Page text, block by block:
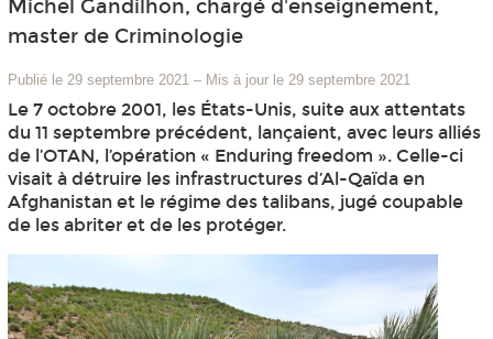
Michel Gandilhon, chargé d'enseignement,
master de Criminologie
Publié le 29 septembre 2021 – Mis à jour le 29 septembre 2021
Le 7 octobre 2001, les États-Unis, suite aux attentats
du 11 septembre précédent, lançaient, avec leurs alliés
de l’OTAN, l’opération « Enduring freedom ». Celle-ci
visait à détruire les infrastructures d’Al-Qaïda en
Afghanistan et le régime des talibans, jugé coupable
de les abriter et de les protéger.